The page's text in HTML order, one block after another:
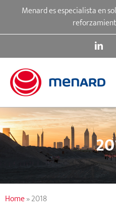
content
Menard es especialista en
Home»2018